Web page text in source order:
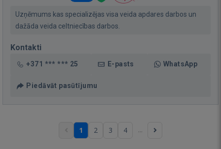
Uzņēmums kas specializējas visa veida apdares darbos un
dažāda veida celtniecības darbos.
Kontakti
+371 *** *** 25 E-pasts WhatsApp
Piedāvāt pasūtījumu
1 2 3 4 ...